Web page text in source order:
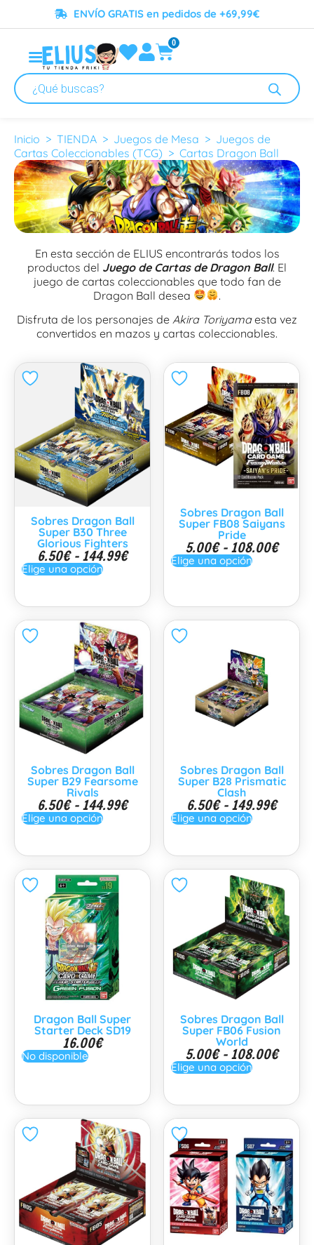
ENVÍO GRATIS en pedidos de +69,99€
0
Inicio > TIENDA > Juegos de Mesa > Juegos de
Cartas Coleccionables (TCG) > Cartas Dragon Ball
Cartas Dragon Ball
En esta sección de ELIUS encontrarás todos los
productos del Juego de Cartas de Dragon Ball. El
juego de cartas coleccionables que todo fan de
Dragon Ball desea
.
Disfruta de los personajes de Akira Toriyamaesta vez
convertidos en mazos y cartas coleccionables.
Sobres Dragon Ball
Super B30 Three
Glorious Fighters
6.50€ - 144.99€
Elige una opción
Sobres Dragon Ball
Super FB08 Saiyans
Pride
5.00€ - 108.00€
Elige una opción
Sobres Dragon Ball
Super B29 Fearsome
Rivals
6.50€ - 144.99€
Elige una opción
Sobres Dragon Ball
Super B28 Prismatic
Clash
6.50€ - 149.99€
Elige una opción
Dragon Ball Super
Starter Deck SD19
16.00€
No disponible
Sobres Dragon Ball
Super FB06 Fusion
World
5.00€ - 108.00€
Elige una opción